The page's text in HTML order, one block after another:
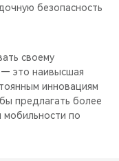
безопасность
своему
— это наивысшая
инновациям
предлагать более
мобильности по